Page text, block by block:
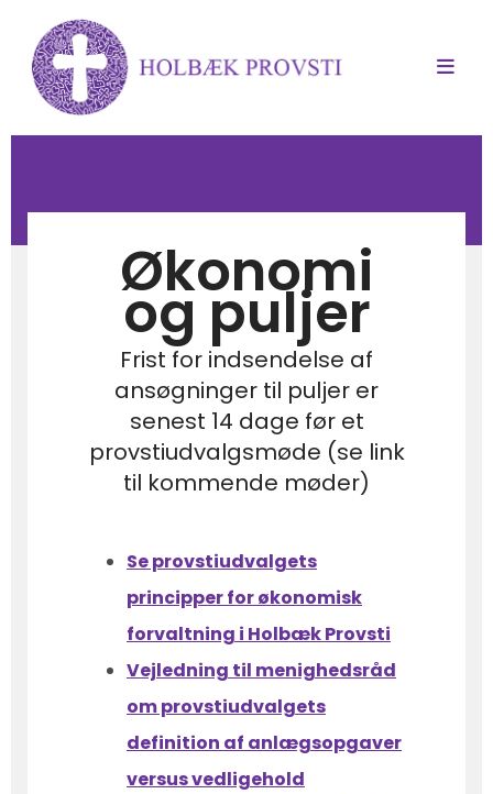
Økonomi
og puljer
Frist for indsendelse af
ansøgninger til puljer er
senest 14 dage før et
provstiudvalgsmøde (se link
til kommende møder)
Se provstiudvalgets
principper for økonomisk
forvaltning i Holbæk Provsti
Vejledning til menighedsråd
om provstiudvalgets
definition af anlægsopgaver
versus vedligehold